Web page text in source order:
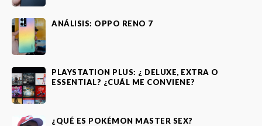
ANÁLISIS: OPPO RENO 7
PLAYSTATION PLUS: ¿ DELUXE, EXTRA O
ESSENTIAL? ¿CUÁL ME CONVIENE?
¿QUÉ ES POKÉMON MASTER SEX?